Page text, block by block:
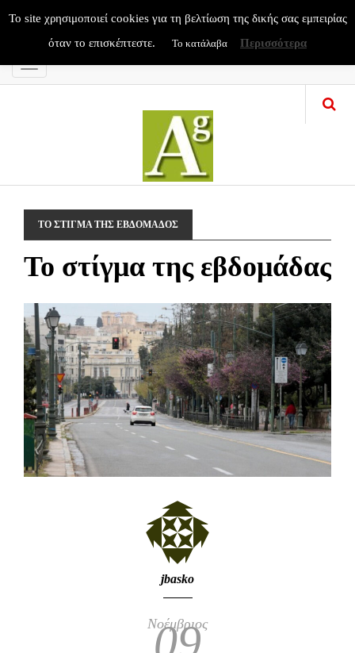
Menu
ΤΟ ΣΤΙΓΜΑ ΤΗΣ ΕΒΔΟΜΑΔΟΣ
Το στίγμα της εβδομάδας
jbasko
Νοέμβριος
09
To site χρησιμοποιεί cookies για τη βελτίωση της δικής σας εμπειρίας
όταν το επισκέπτεστε.
Το κατάλαβα Περισσότερα